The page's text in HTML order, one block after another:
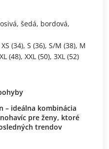
šedá, bordová,
(34), S (36), S/M (38), M
(48), XXL (50), 3XL (52)
– ideálna kombinácia
pre ženy, ktoré
trendov